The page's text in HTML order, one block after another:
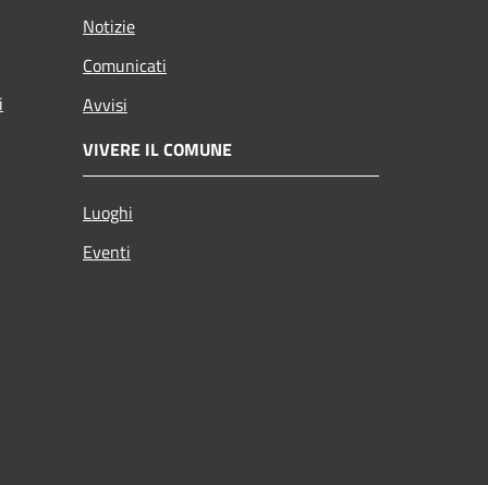
Notizie
Comunicati
Avvisi
VIVERE IL COMUNE
Luoghi
Eventi